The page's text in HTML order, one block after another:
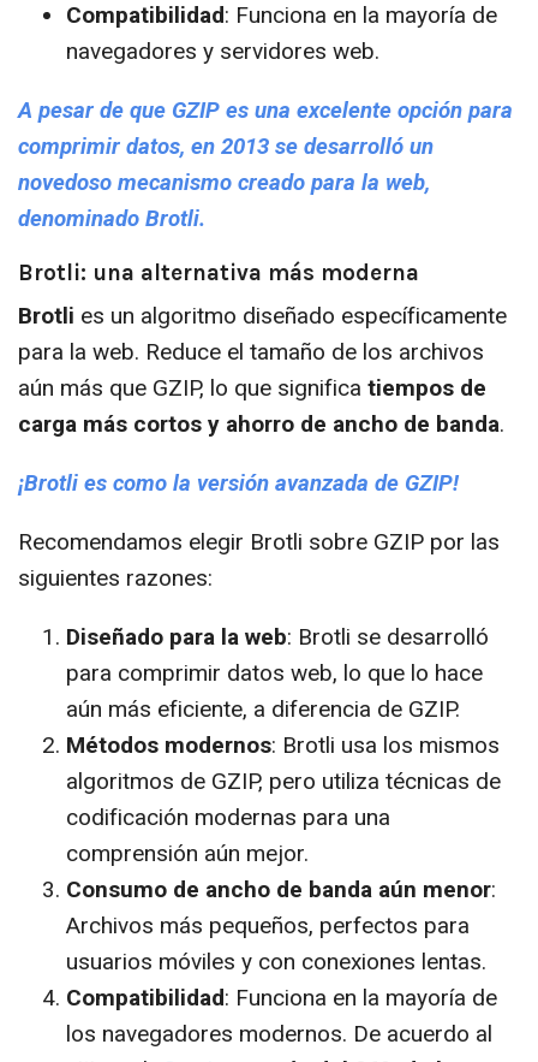
Compatibilidad: Funciona en la mayoría de
navegadores y servidores web.
A pesar de que GZIP es una excelente opción para
comprimir datos, en 2013 se desarrolló un
novedoso mecanismo creado para la web,
denominado Brotli.
Brotli: una alternativa más moderna
Brotli es un algoritmo diseñado específicamente
para la web. Reduce el tamaño de los archivos
aún más que GZIP, lo que significa tiempos de
carga más cortos y ahorro de ancho de banda.
¡Brotli es como la versión avanzada de GZIP!
Recomendamos elegir Brotli sobre GZIP por las
siguientes razones:
Diseñado para la web: Brotli se desarrolló
para comprimir datos web, lo que lo hace
aún más eficiente, a diferencia de GZIP.
Métodos modernos: Brotli usa los mismos
algoritmos de GZIP, pero utiliza técnicas de
codificación modernas para una
comprensión aún mejor.
Consumo de ancho de banda aún menor:
Archivos más pequeños, perfectos para
usuarios móviles y con conexiones lentas.
Compatibilidad: Funciona en la mayoría de
los navegadores modernos. De acuerdo al